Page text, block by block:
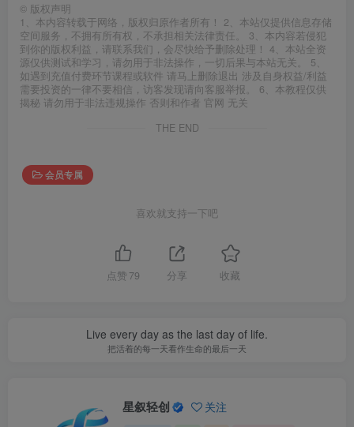
© 版权声明
1、本内容转载于网络，版权归原作者所有！ 2、本站仅提供信息存储
空间服务，不拥有所有权，不承担相关法律责任。 3、本内容若侵犯
到你的版权利益，请联系我们，会尽快给予删除处理！ 4、本站全资
源仅供测试和学习，请勿用于非法操作，一切后果与本站无关。 5、
如遇到充值付费环节课程或软件 请马上删除退出 涉及自身权益/利益
需要投资的一律不要相信，访客发现请向客服举报。 6、本教程仅供
揭秘 请勿用于非法违规操作 否则和作者 官网 无关
THE END
会员专属
喜欢就支持一下吧
点赞 79 分享 收藏
Live every day as the last day of life.
把活着的每一天看作生命的最后一天
星叙轻创 关注